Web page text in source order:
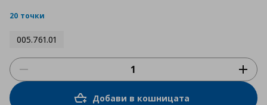
20 точки
005.761.01
Добави в кошницата